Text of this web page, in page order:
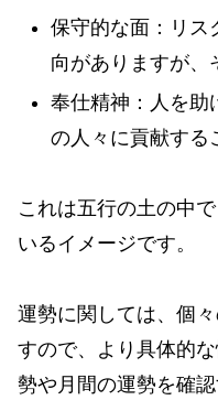
保守的な面：リス
向がありますが、
奉仕精神：人を助
の人々に貢献する
これは五行の土の中
いるイメージです。
運勢に関しては、個
すので、より具体的
勢や月間の運勢を確